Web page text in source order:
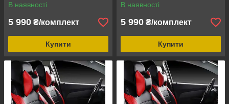
В наявності
5 990 ₴/комплект
Купити
В наявності
5 990 ₴/комплект
Купити